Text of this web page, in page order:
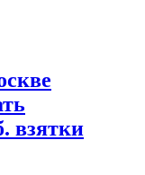
взятки